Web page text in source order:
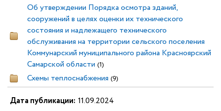
Об утверждении Порядка осмотра зданий,
сооружений в целях оценки их технического
состояния и надлежащего технического
обслуживания на территории сельского поселения
Коммунарский муниципального района Красноярский
Самарской области (1)
Схемы теплоснабжения (9)
Дата публикации: 11.09.2024